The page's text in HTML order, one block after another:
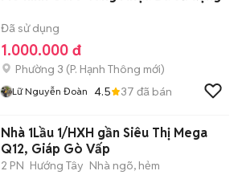
Đã sử dụng
1.000.000 đ
Phường 3 (P. Hạnh Thông mới)
Lữ Nguyễn Đoàn 4.5 37 đã bán
Nhà 1Lầu 1/HXH gần Siêu Thị Mega
Q12, Giáp Gò Vấp
2 PN Hướng Tây Nhà ngõ, hẻm